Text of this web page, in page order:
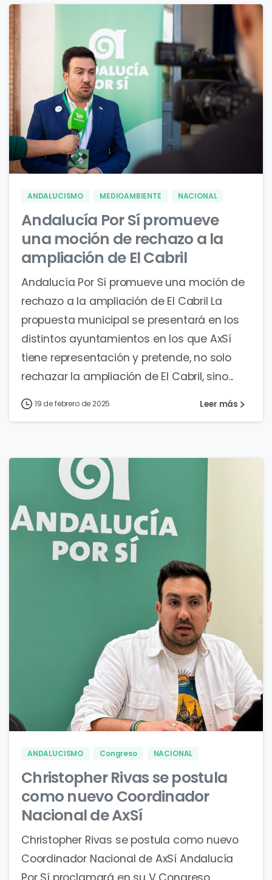
ANDALUCISMO MEDIOAMBIENTE NACIONAL
Andalucía Por Sí promueve
una moción de rechazo a la
ampliación de El Cabril
Andalucía Por Sí promueve una moción de
rechazo a la ampliación de El Cabril La
propuesta municipal se presentará en los
distintos ayuntamientos en los que AxSí
tiene representación y pretende, no solo
rechazar la ampliación de El Cabril, sino...
19 de febrero de 2025 Leer más
0 1
ANDALUCISMO Congreso NACIONAL
Christopher Rivas se postula
como nuevo Coordinador
Nacional de AxSí
Christopher Rivas se postula como nuevo
Coordinador Nacional de AxSí Andalucía